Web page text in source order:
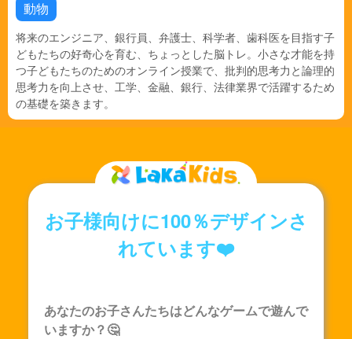
動物
将来のエンジニア、銀行員、弁護士、科学者、歯科医を目指す子
どもたちの好奇心を育む、ちょっとした脳トレ。小さな才能を持
つ子どもたちのためのオンライン授業で、批判的思考力と論理的
思考力を向上させ、工学、金融、銀行、法律業界で活躍するため
の基礎を築きます。
お子様向けに100％デザインさ
れています❤️
あなたのお子さんたちはどんなゲームで遊んで
いますか？🤔